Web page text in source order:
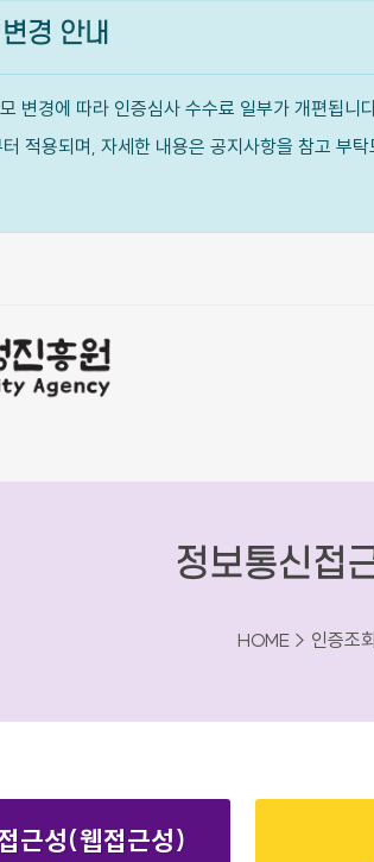
경 안내
변경에 따라 인증심사 수수료 일부가 개편됩니
적용되며, 자세한 내용은 공지사항을 참고 부
정보통신접
HOME > 인증조
근성(웹접근성)